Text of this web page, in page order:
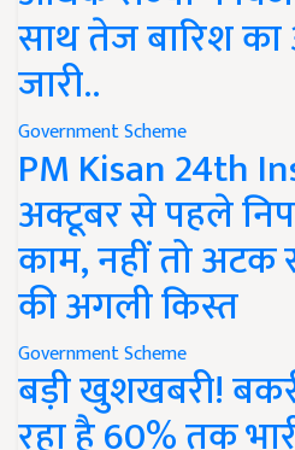
साथ तेज बारिश का
जारी..
Government Scheme
PM Kisan 24th
अक्टूबर से पहले
काम, नहीं तो अटक
की अगली किस्त
Government Scheme
बड़ी खुशखबरी!